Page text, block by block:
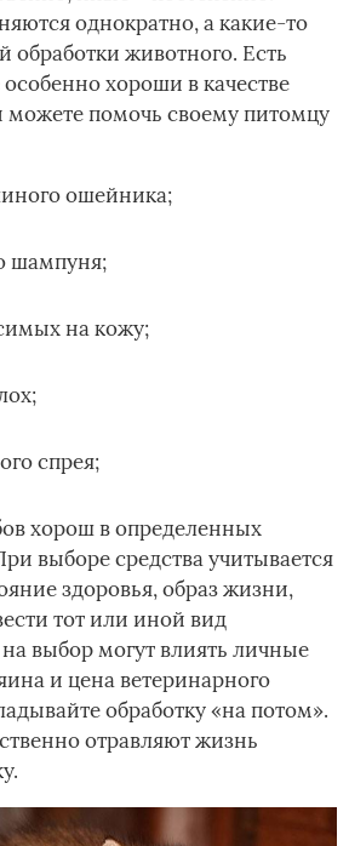
однократно, а какие-то
обработки животного. Есть
хороши в качестве
помочь своему питомцу
ошейника;
шампуня;
на кожу;
спрея;
хорош в определенных
выборе средства учитывается
здоровья, образ жизни,
тот или иной вид
выбор могут влиять личные
и цена ветеринарного
обработку «на потом».
отравляют жизнь